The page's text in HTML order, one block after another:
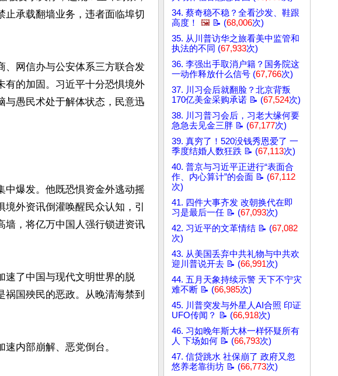
止承载翻墙业务，违者面临埠切
、网信办与公安体系三方联合发
有的加固。习近平十分恐惧境外
与愚民术处于解体状态，民意迅
中爆发。他既恐惧资金外逃动摇
外资讯倒灌唤醒民众认知，引
墙，将亿万中国人强行锁进资讯
速了中国与现代文明世界的脱
国殃民的恶政。从晚清海禁到
内部崩解、恶党倒台。
34. 蔡奇稳不稳？全看沙发、鞋跟
高度！
🖼️ 📝 (68,006次)
35. 从川普访华之旅看美中监管和
执法的不同 (67,933次)
36. 李强出手取消户籍？国务院这
一动作释放什么信号 (67,766次)
37. 川习会后就翻脸？北京背叛
170亿美金采购承诺 📝 (67,524次)
38. 川习普习会后，习老大缘何要
急急去见金三胖 📝 (67,177次)
39. 真穷了！520没钱秀恩爱了 一
季度结婚人数狂跌 📝 (67,113次)
40. 普京与习近平正进行“表面合
作、内心算计”的会面 📝 (67,112
次)
41. 四件大事齐发 改朝换代在即
习是最后一任 📝 (67,093次)
42. 习近平的文革情结 📝 (67,082
次)
43. 从美国丢弃中共礼物与中共欢
迎川普说开去 📝 (66,991次)
44. 五月天象持续示警 天下不宁灾
难不断 📝 (66,985次)
45. 川普突发与外星人AI合照 印证
UFO传闻？ 📝 (66,918次)
46. 习如晚年斯大林一样怀疑所有
人 下场如何 📝 (66,793次)
47. 信贷跳水 社保崩了 政府又忽
悠养老靠街坊 📝 (66,773次)